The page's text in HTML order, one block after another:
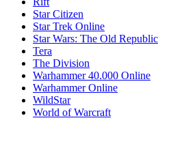
Star Citizen
Star Trek Online
Star Wars: The Old Republic
Tera
The Division
Warhammer 40.000 Online
Warhammer Online
WildStar
World of Warcraft